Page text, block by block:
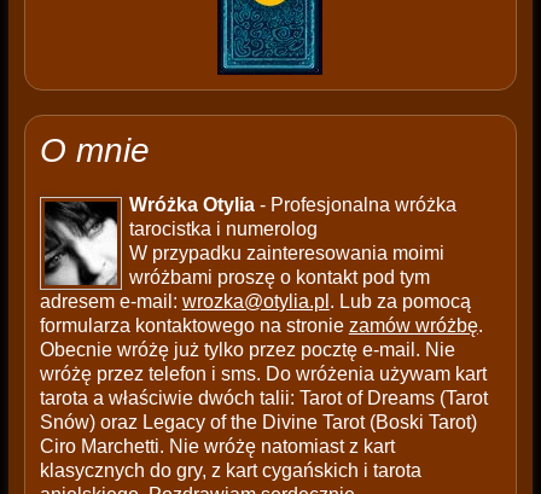
O mnie
Wróżka Otylia- Profesjonalna wróżka
tarocistka i numerolog
W przypadku zainteresowania moimi
wróżbami proszę o kontakt pod tym
adresem e-mail: wrozka@otylia.pl . Lub za pomocą
formularza kontaktowego na stronie zamów wróżbę.
Obecnie wróżę już tylko przez pocztę e-mail. Nie
wróżę przez telefon i sms. Do wróżenia używam kart
tarota a właściwie dwóch talii: Tarot of Dreams (Tarot
Snów) oraz Legacy of the Divine Tarot (Boski Tarot)
Ciro Marchetti. Nie wróżę natomiast z kart
klasycznych do gry, z kart cygańskich i tarota